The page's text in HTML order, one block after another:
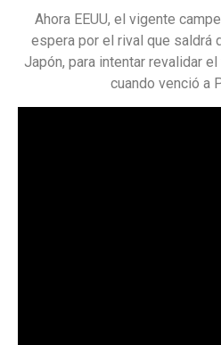
Ahora EEUU, el vigente
espera por el rival que saldrá
Japón, para intentar revalidar
cuando venció a